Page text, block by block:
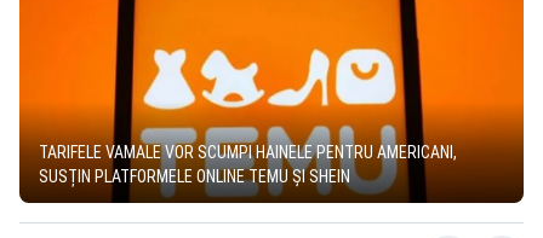
TARIFELE VAMALE VOR SCUMPI HAINELE PENTRU AMERICANI,
SUSȚIN PLATFORMELE ONLINE TEMU ȘI SHEIN